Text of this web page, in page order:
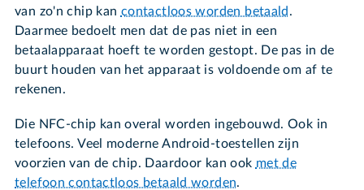
van zo'n chip kan contactloos worden betaald .
Daarmee bedoelt men dat de pas niet in een
betaalapparaat hoeft te worden gestopt. De pas in de
buurt houden van het apparaat is voldoende om af te
rekenen.
Die NFC-chip kan overal worden ingebouwd. Ook in
telefoons. Veel moderne Android-toestellen zijn
voorzien van de chip. Daardoor kan ook met de
telefoon contactloos betaald worden.